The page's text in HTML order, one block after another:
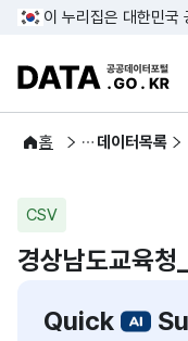
이 누리집은 대한민국
DATA.GO.KR
홈
공공데이터 데이터목록
CSV
경상남도교육청
Quick